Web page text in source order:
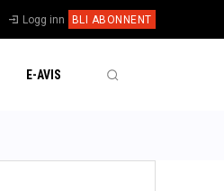
Logg inn BLI ABONNENT
E-AVIS